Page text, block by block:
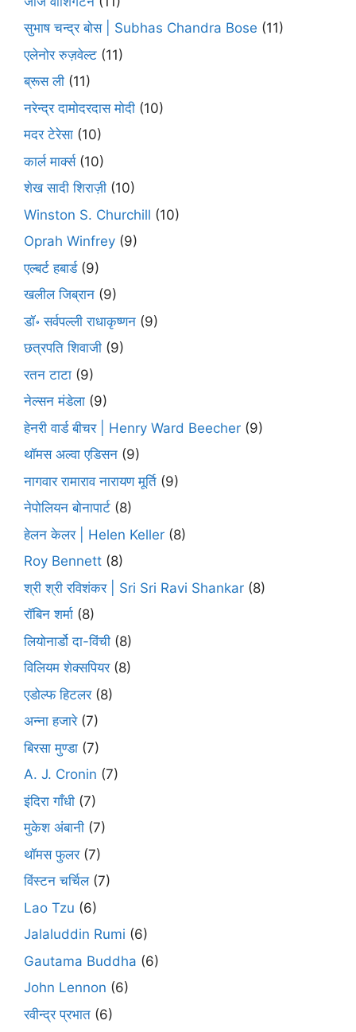
सुभाष चन्द्र बोस | Subhas Chandra Bose (11)
एलेनोर रुज़वेल्ट (11)
ब्रूस ली (11)
नरेन्द्र दामोदरदास मोदी (10)
मदर टेरेसा (10)
कार्ल मार्क्स(10)
शेख सादी शिराज़ी (10)
Winston S. Churchill (10)
Oprah Winfrey (9)
एल्बर्ट हबार्ड(9)
खलील जिब्रान (9)
डॉ॰ सर्वपल्ली राधाकृष्णन (9)
छत्रपति शिवाजी (9)
रतन टाटा (9)
नेल्सन मंडेला (9)
हेनरी वार्ड बीचर | Henry Ward Beecher (9)
थॉमस अल्वा एडिसन (9)
नागवार रामाराव नारायण मूर्ति (9)
नेपोलियन बोनापार्ट (8)
हेलन केलर | Helen Keller (8)
Roy Bennett (8)
श्री श्री रविशंकर | Sri Sri Ravi Shankar (8)
रॉबिन शर्मा (8)
लियोनार्डो दा-विंची (8)
विलियम शेक्सपियर(8)
एडोल्फ हिटलर(8)
अन्ना हजारे(7)
बिरसा मुण्डा (7)
A. J. Cronin (7)
इंदिरा गाँधी (7)
मुकेश अंबानी (7)
थॉमस फुलर(7)
विंस्टन चर्चिल(7)
Lao Tzu (6)
Jalaluddin Rumi (6)
Gautama Buddha (6)
John Lennon (6)
रवीन्द्र प्रभात (6)